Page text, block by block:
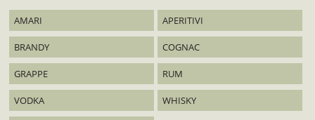
AMARI APERITIVI
BRANDY COGNAC
GRAPPE RUM
VODKA WHISKY